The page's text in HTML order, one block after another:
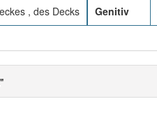
, des Decks Genitiv